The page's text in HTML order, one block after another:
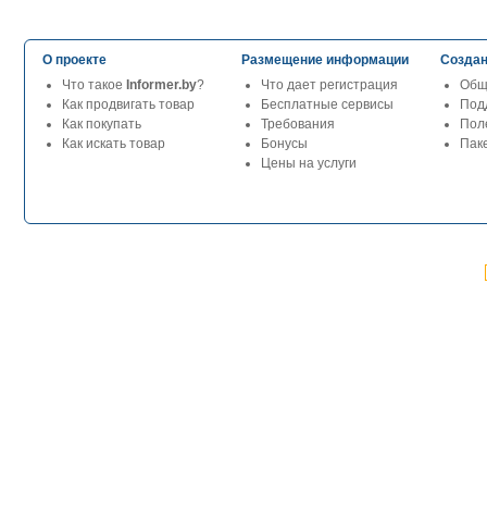
О проекте
Что такое Informer.by?
Как продвигать товар
Как покупать
Как искать товар
Размещение информации
Что дает регистрация
Бесплатные сервисы
Требования
Бонусы
Цены на услуги